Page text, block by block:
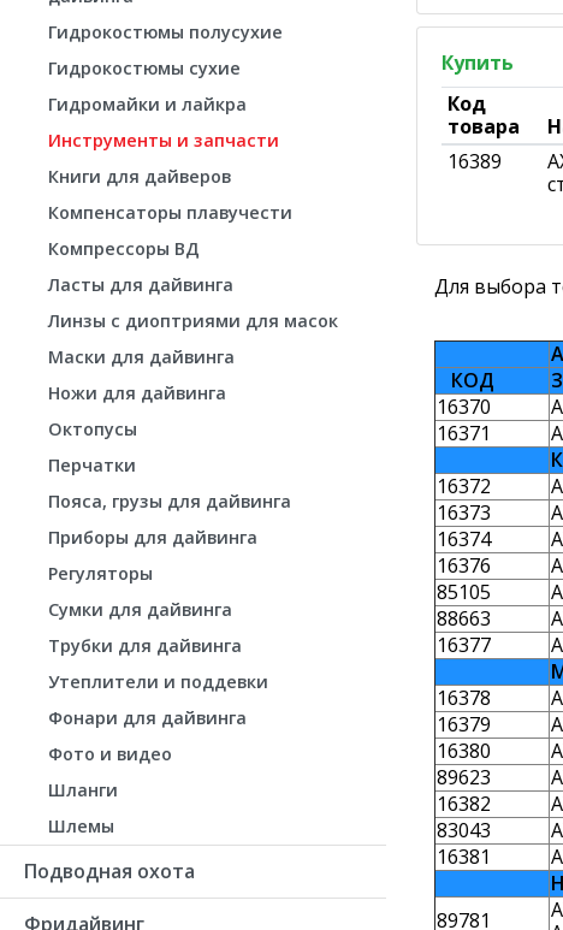
Гидрокостюмы полусухие
Гидрокостюмы сухие
Гидромайки и лайкра
Инструменты и запчасти
Книги для дайверов
Компенсаторы плавучести
Компрессоры ВД
Ласты для дайвинга
Линзы с диоптриями для масок
Маски для дайвинга
Ножи для дайвинга
Октопусы
Перчатки
Пояса, грузы для дайвинга
Приборы для дайвинга
Регуляторы
Сумки для дайвинга
Трубки для дайвинга
Утеплители и поддевки
Фонари для дайвинга
Фото и видео
Шланги
Шлемы
Подводная охота
Фридайвинг
Купить
Код
товара
16389
Для выбора
КОД
16370
16371
16372
16373
16374
16376
85105
88663
16377
16378
16379
16380
89623
16382
83043
16381
89781